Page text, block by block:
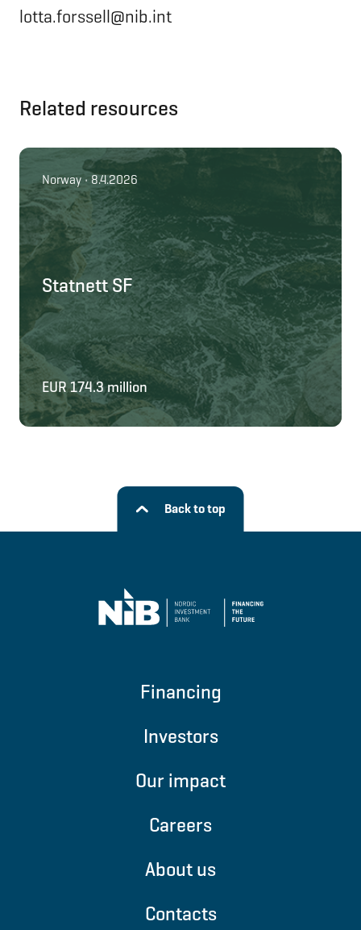
lotta.forssell@nib.int
Related resources
Norway • 8.4.2026
Statnett SF
EUR 174.3 million
Back to top
Financing
Investors
Our impact
Careers
About us
Contacts